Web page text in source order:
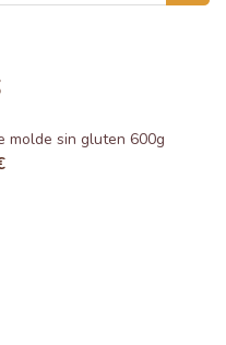
molde sin gluten 600g